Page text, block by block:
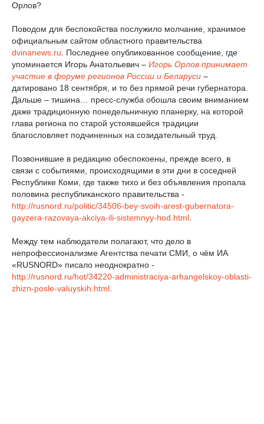
Орлов?
Поводом для беспокойства послужило молчание, хранимое
официальным сайтом областного правительства
dvinanews.ru . Последнее опубликованное сообщение, где
упоминается Игорь Анатольевич – Игорь Орлов принимает
участие в форуме регионов России и Беларуси –
датировано 18 сентября, и то без прямой речи губернатора.
Дальше – тишина… пресс-служба обошла своим вниманием
даже традиционную понедельничную планерку, на которой
глава региона по старой устоявшейся традиции
благословляет подчиненных на созидательный труд.
Позвонившие в редакцию обеспокоены, прежде всего, в
связи с событиями, происходящими в эти дни в соседней
Республике Коми, где также тихо и без объявления пропала
половина республиканского правительства -
http://rusnord.ru/politic/34506-bey-svoih-arest-gubernatora-
gayzera-razovaya-akciya-ili-sistemnyy-hod.html
Между тем наблюдатели полагают, что дело в
непрофессионализме Агентства печати СМИ, о чём ИА
«RUSNORD» писало неоднократно -
http://rusnord.ru/hot/34220-administraciya-arhangelskoy-oblasti-
zhizn-posle-valuyskih.html